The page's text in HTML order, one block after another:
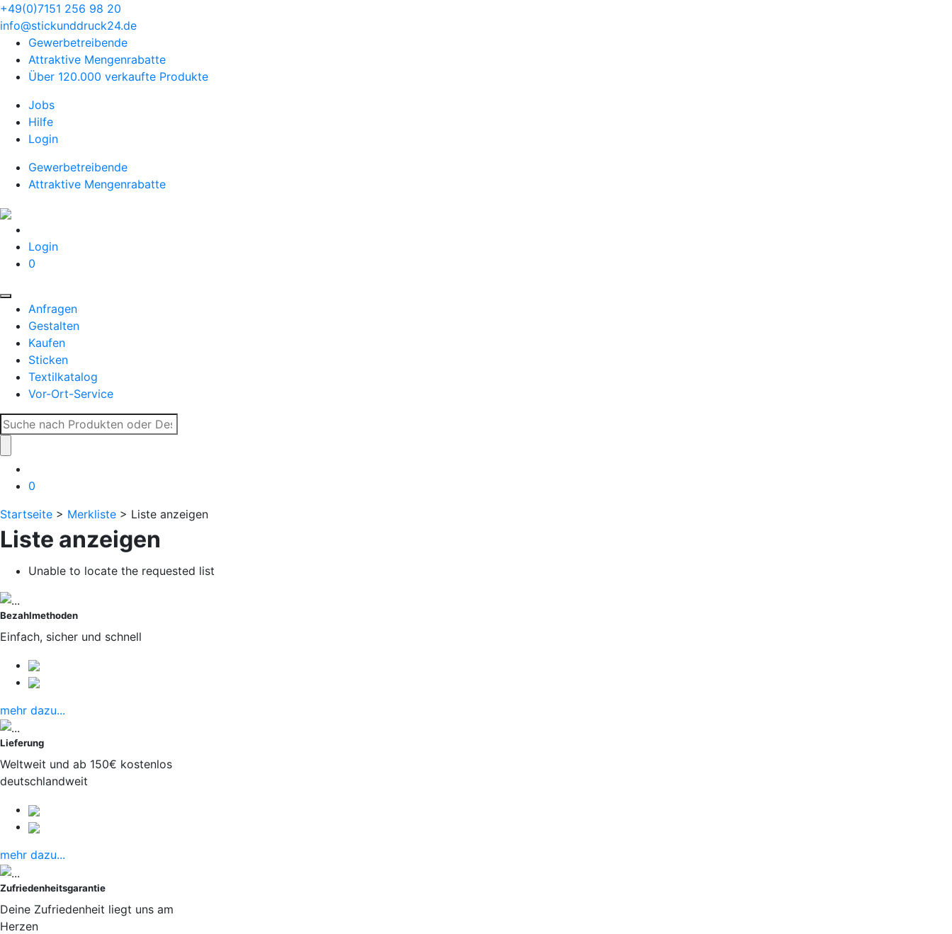
+49(0)7151 256 98 20‬
info@stickunddruck24.de
Gewerbetreibende
Attraktive Mengenrabatte
Über 120.000 verkaufte Produkte
Jobs
Hilfe
Login
Gewerbetreibende
Attraktive Mengenrabatte
Login
0
Anfragen
Gestalten
Kaufen
Sticken
Textilkatalog
Vor-Ort-Service
Suche
nach:
0
Startseite > Merkliste > Liste anzeigen
Liste anzeigen
Unable to locate the requested list
Bezahlmethoden
Einfach, sicher und schnell
mehr dazu...
Lieferung
Weltweit und ab 150€ kostenlos
deutschlandweit
mehr dazu...
Zufriedenheitsgarantie
Deine Zufriedenheit liegt uns am
Herzen